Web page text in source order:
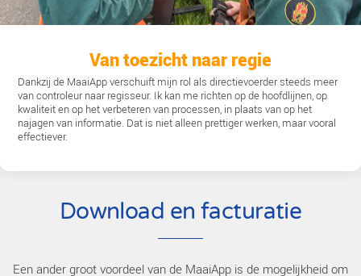
Meldingen van collega’s over bijvoorbeeld
kunnen we snel en gericht oppakken. In de app zie
watergang is goed- of afgekeurd, en door wie. Dat
communicatie naar de aannemers een stuk